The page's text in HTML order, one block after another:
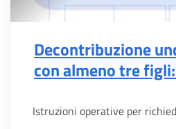
Decontribuzione
con almeno tre
Istruzioni operative per